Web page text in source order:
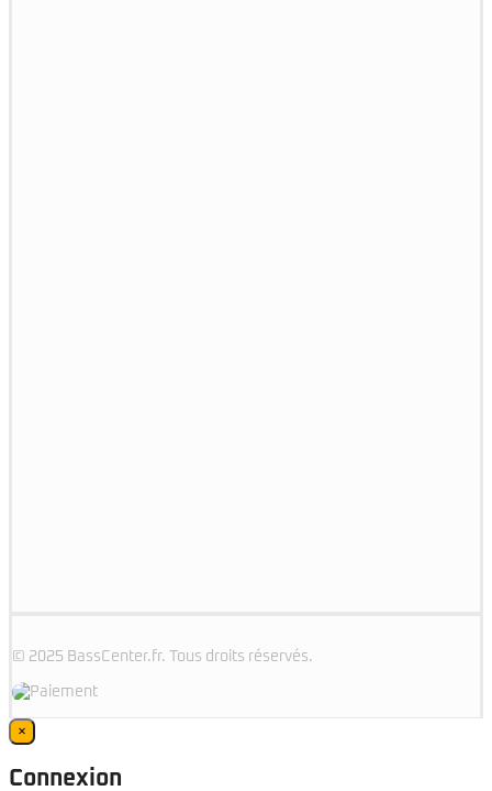
© 2025 BassCenter.fr. Tous droits réservés.
×
Connexion